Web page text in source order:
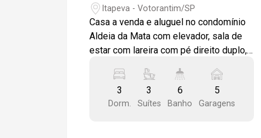
Itapeva - Votorantim/SP
Casa a venda e aluguel no condomínio
Aldeia da Mata com elevador, sala de
estar com lareira com pé direito duplo,
lavabo, cozinha toda modulada e sala
de almoço, área de serviço com
armários, depósito e 5 vagas de
3
Dorm.
3
Suítes
6
Banho
5
Garagens